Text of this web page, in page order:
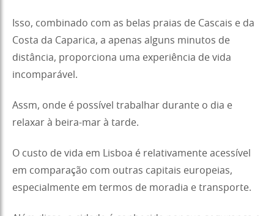
Isso, combinado com as belas praias de Cascais e da
Costa da Caparica, a apenas alguns minutos de
distância, proporciona uma experiência de vida
incomparável.
Assm, onde é possível trabalhar durante o dia e
relaxar à beira-mar à tarde.
O custo de vida em Lisboa é relativamente acessível
em comparação com outras capitais europeias,
especialmente em termos de moradia e transporte.